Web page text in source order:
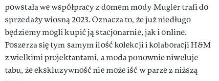
powstała we współpracy z domem mody Mugler trafi do
sprzedaży wiosną 2023. Oznacza to, że już niedługo
będziemy mogli kupić ją stacjonarnie, jak i online.
Poszerza się tym samym ilość kolekcji i kolaboracji H&M
z wielkimi projektantami, a moda ponownie niweluje
tabu, że ekskluzywność nie może iść w parze z niższą